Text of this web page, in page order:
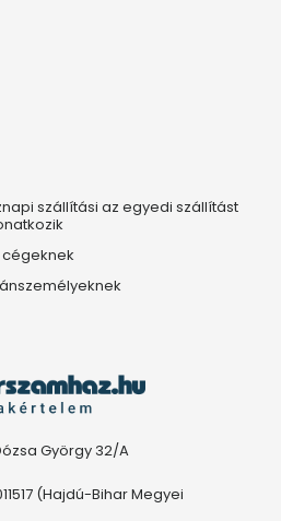
szállítási az egyedi szállítást
cégeknek
György 32/A
(Hajdú-Bihar Megyei